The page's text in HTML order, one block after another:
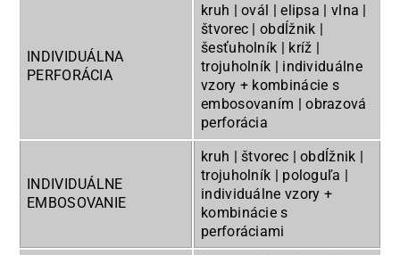
INDIVIDUÁLNA
PERFORÁCIA
kruh | ovál | elipsa | vlna |
štvorec | obdĺžnik |
šesťuholník | kríž |
trojuholník | individuálne
vzory + kombinácie s
embosovaním | obrazová
perforácia
INDIVIDUÁLNE
EMBOSOVANIE
kruh | štvorec | obdĺžnik |
trojuholník | pologuľa |
individuálne vzory +
kombinácie s
perforáciami